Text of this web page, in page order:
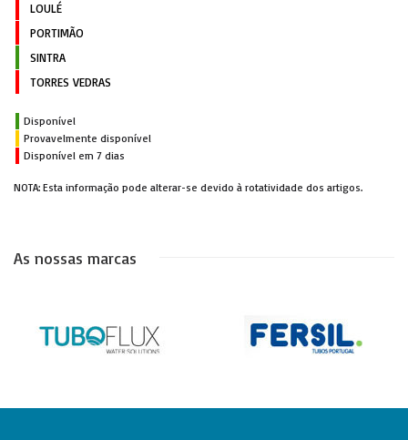
LOULÉ
PORTIMÃO
SINTRA
TORRES VEDRAS
Disponível
Provavelmente disponível
Disponível em 7 dias
NOTA: Esta informação pode alterar-se devido à rotatividade dos artigos.
As nossas marcas